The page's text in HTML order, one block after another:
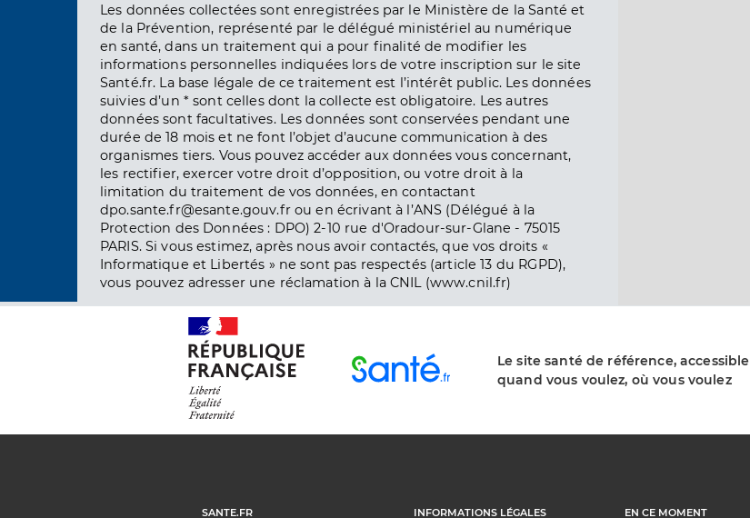
Les données collectées sont enregistrées par le Ministère de la Santé et
de la Prévention, représenté par le délégué ministériel au numérique
en santé, dans un traitement qui a pour finalité de modifier les
informations personnelles indiquées lors de votre inscription sur le site
Santé.fr. La base légale de ce traitement est l’intérêt public. Les données
suivies d’un * sont celles dont la collecte est obligatoire. Les autres
données sont facultatives. Les données sont conservées pendant une
durée de 18 mois et ne font l’objet d’aucune communication à des
organismes tiers. Vous pouvez accéder aux données vous concernant,
les rectifier, exercer votre droit d’opposition, ou votre droit à la
limitation du traitement de vos données, en contactant
dpo.sante.fr@esante.gouv.fr ou en écrivant à l’ANS (Délégué à la
Protection des Données : DPO) 2-10 rue d'Oradour-sur-Glane - 75015
PARIS. Si vous estimez, après nous avoir contactés, que vos droits «
Informatique et Libertés » ne sont pas respectés (article 13 du RGPD),
vous pouvez adresser une réclamation à la CNIL (www.cnil.fr)
Le site santé de référence, accessible
quand vous voulez, où vous voulez
SANTE.FR INFORMATIONS LÉGALES EN CE MOMENT